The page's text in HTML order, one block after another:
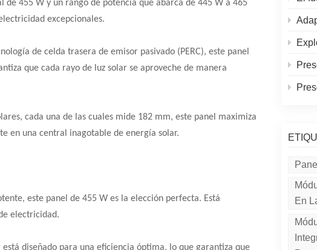
Adaptarse a
Explore la
Presentamos el
Presentación
En
455 W y un rango de potencia que abarca de 445 W a 465
excepcionales.
de celda trasera de emisor pasivado (PERC), este panel
que cada rayo de luz solar se aproveche de manera
cada una de las cuales mide 182 mm, este panel maximiza
en una central inagotable de energía solar.
este panel de 455 W es la elección perfecta. Está
electricidad.
está diseñado para una eficiencia óptima, lo que garantiza que